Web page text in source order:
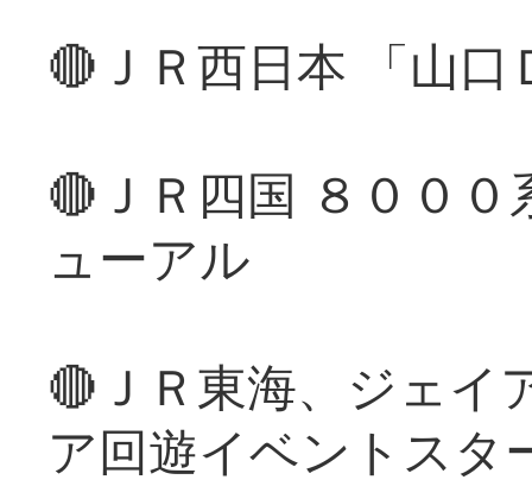
🔴ＪＲ西日本 「山
🔴ＪＲ四国 ８００
ューアル
🔴ＪＲ東海、ジェイ
ア回遊イベントスタ